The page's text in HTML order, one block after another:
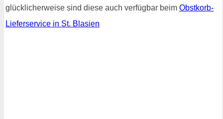
glücklicherweise sind diese auch verfügbar beim Obstkorb-
Lieferservice in St. Blasien